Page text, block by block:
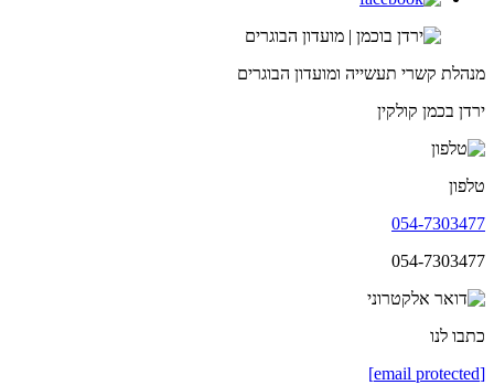
מנהלת קשרי תעשייה ומועדון הבוגרים
ירדן בכמן קולקין
טלפון
054-7303477
054-7303477
כתבו לנו
[email protected]